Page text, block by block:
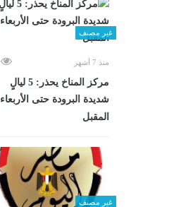
غير مصنف
منذ 7 أشهر
مركز المناخ يحذر: 5 ليالٍ
شديدة البرودة حتى الأربعاء
المقبل
غير مصنف